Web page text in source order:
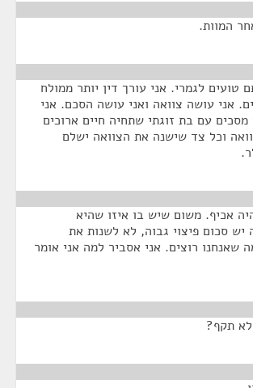
המוות.
טועים לגמרי. אני עורך דין יותר ממולח
אני עושה צוואה ואני עושה הסכם. אני
עם בת זוגתי שתחיה חיים ארוכים
וכל צד שישנה את הצוואה ישלם
אכיף. משום שיש בו איזו שהיא
יש סכום פיצוי גבוה, לא לשנות את
שאנחנו רוצים. אני אסביר למה אני אומר
תקף?